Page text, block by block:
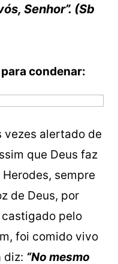
Senhor”. (Sb
condenar:
vezes alertado de
que Deus faz
sempre
de Deus, por
pelo
foi comido vivo
diz: “No mesmo